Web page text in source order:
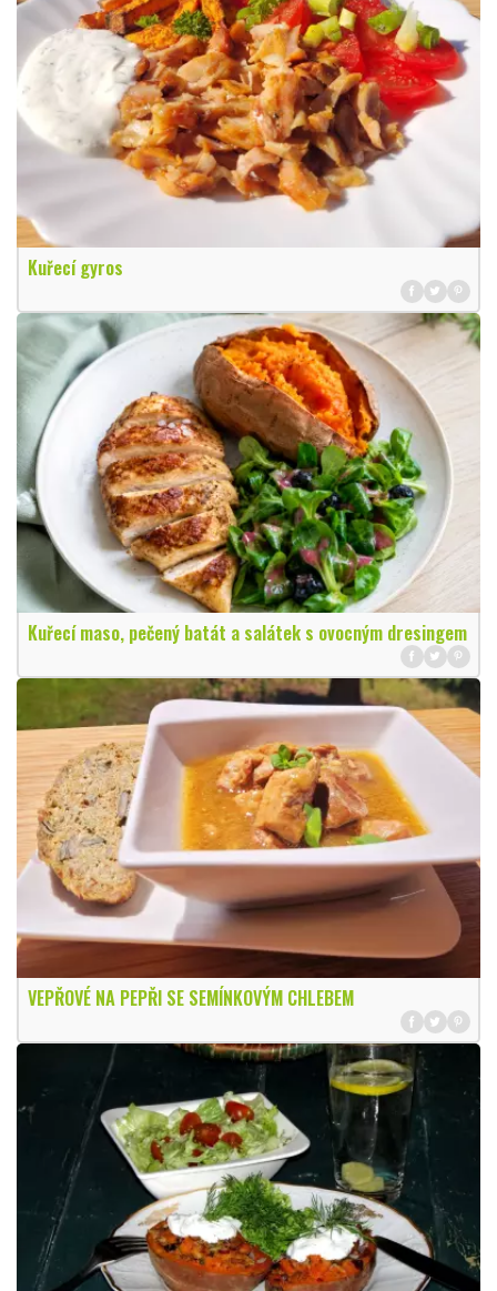
Kuřecí gyros
Kuřecí maso, pečený batát a salátek s ovocným dresingem
VEPŘOVÉ NA PEPŘI SE SEMÍNKOVÝM CHLEBEM